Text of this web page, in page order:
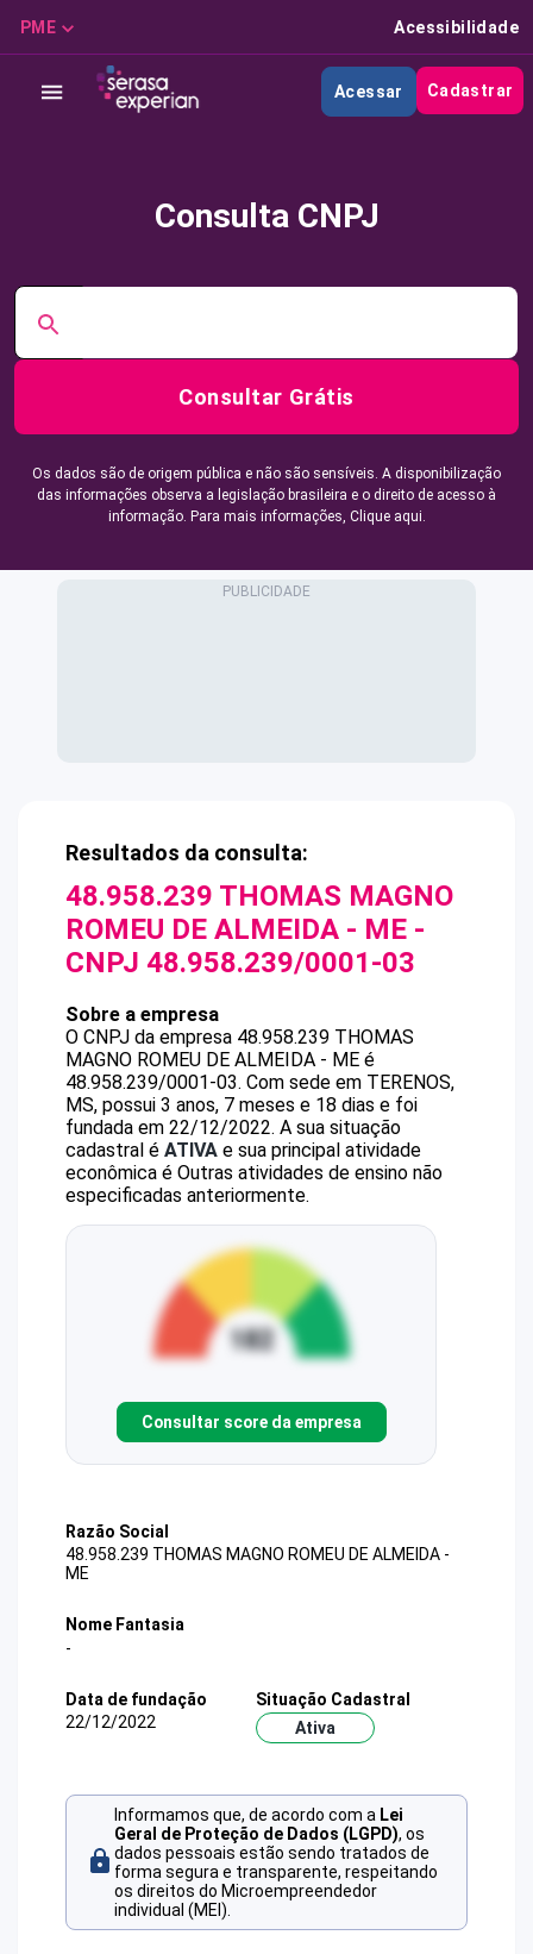
PME Acessibilidade
Acessar Cadastrar
Consulta CNPJ
Consultar Grátis
Os dados são de origem pública e não são sensíveis. A disponibilização
das informações observa a legislação brasileira e o direito de acesso à
informação. Para mais informações, Clique aqui.
Resultados da consulta:
48.958.239 THOMAS MAGNO
ROMEU DE ALMEIDA - ME -
CNPJ 48.958.239/0001-03
Sobre a empresa
O CNPJ da empresa 48.958.239 THOMAS
MAGNO ROMEU DE ALMEIDA - ME é
48.958.239/0001-03. Com sede em TERENOS,
MS, possui 3 anos, 7 meses e 18 dias e foi
fundada em 22/12/2022. A sua situação
cadastral é ATIVA e sua principal atividade
econômica é Outras atividades de ensino não
especificadas anteriormente.
Consultar score da empresa
Razão Social
48.958.239 THOMAS MAGNO ROMEU DE ALMEIDA -
ME
Nome Fantasia
-
Data de fundação
22/12/2022
Situação Cadastral
Ativa
Informamos que, de acordo com a Lei
Geral de Proteção de Dados (LGPD), os
dados pessoais estão sendo tratados de
forma segura e transparente, respeitando
os direitos do Microempreendedor
individual (MEI).